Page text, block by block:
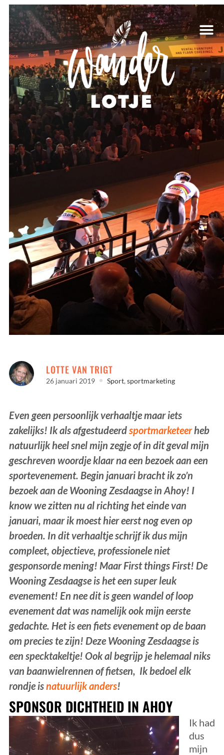
FIETS FEESTJE
LOTTE VAN TRIGT
26 januari 2019 Sport,sportmarketing
Even geen persoonlijk verhaaltje maar iets
zakelijks! Ik als afgestudeerdsportmarketeerheb
natuurlijk heel snel mijn zegje of in dit geval mijn
geschreven woordje klaar na een bezoek aan een
sportevenement. Begin januari bracht ik zo’n
bezoek aan de Wooning Zesdaagse in Ahoy! I
know we zitten nu al richting het einde van
januari, maar ik moest hier eerst nog even op
broeden. In dit verhaaltje schrijf ik dus mijn
compleet, objectieve, professionele niet
gesponsorde mening! Maar First things First! De
Wooning Zesdaagse is het een super leuk
evenement! En nee dit is geen wandel of loop
evenement dat was namelijk ook mijn eerste
gedachte. Het is een fiets evenement op de baan
om precies te zijn! Deze Wooning Zesdaagse is
een specktakeltje! Ook al begrijp je helemaal niks
van baanwielrennen of fietsen, Ik bedoel elk
rondje isnatuurlijk anders!
SPONSOR DICHTHEID IN AHOY
Ik had
dus
mijn